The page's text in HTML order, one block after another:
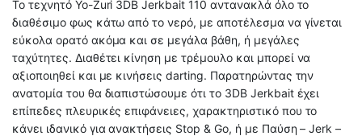
Το τεχνητό Yo-Zuri 3DB Jerkbait 110 αντανακλά όλο το
διαθέσιμο φως κάτω από το νερό, με αποτέλεσμα να γίνεται
εύκολα ορατό ακόμα και σε μεγάλα βάθη, ή μεγάλες
ταχύτητες. Διαθέτει κίνηση με τρέμουλο και μπορεί να
αξιοποιηθεί και με κινήσεις darting. Παρατηρώντας την
ανατομία του θα διαπιστώσουμε ότι το 3DB Jerkbait έχει
επίπεδες πλευρικές επιφάνειες, χαρακτηριστικό που το
κάνει ιδανικό για ανακτήσεις Stop & Go, ή με Παύση – Jerk –